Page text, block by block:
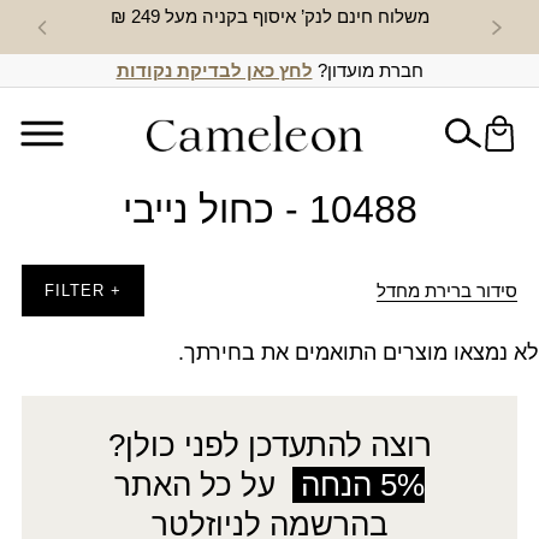
משלוח חינם לנק’ איסוף בקניה מעל 249 ₪ חדש
חברת מועדון? לחץ כאן לבדיקת נקודות
10488 - כחול נייבי
סידור ברירת מחדל + FILTER
לא נמצאו מוצרים התואמים את בחירתך.
רוצה להתעדכן לפני כולן?
5% הנחה
על כל האתר
בהרשמה לניוזלטר